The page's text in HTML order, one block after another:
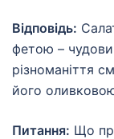
Відповідь:
фетою –
різноманіття
його
Питання: Що